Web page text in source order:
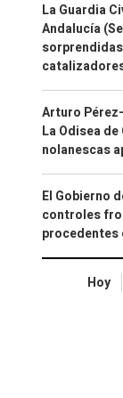
La Guardia
Andalucía
Arturo
La Odisea
nolanescas
El Gobierno
controles
procedentes
Hoy